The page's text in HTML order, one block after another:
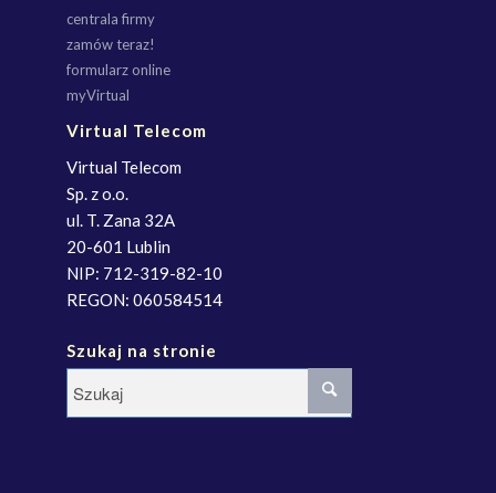
centrala firmy
zamów teraz!
formularz online
myVirtual
Virtual Telecom
Virtual Telecom
Sp. z o.o.
ul. T. Zana 32A
20-601 Lublin
NIP: 712-319-82-10
REGON: 060584514
Szukaj na stronie